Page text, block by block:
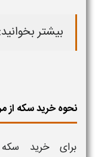
بیشتر بخوانید:
نحوه خرید سکه از
برایخرید سکه